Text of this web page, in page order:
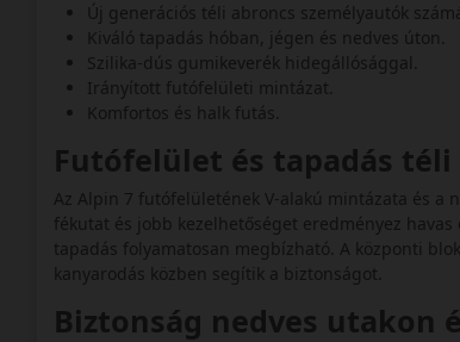
Új generációs téli abroncs személyautók
Kiváló tapadás hóban, jégen és nedves úton.
Szilika-dús gumikeverék hidegállósággal.
Irányított futófelületi mintázat.
Komfortos és halk futás.
Futófelület és tapadás
Az Alpin 7 futófelületének V-alakú mintázata és a
fékutat és jobb kezelhetőséget eredményez
tapadás folyamatosan megbízható. A központi
kanyarodás közben segítik a biztonságot.
Biztonság nedves utakon